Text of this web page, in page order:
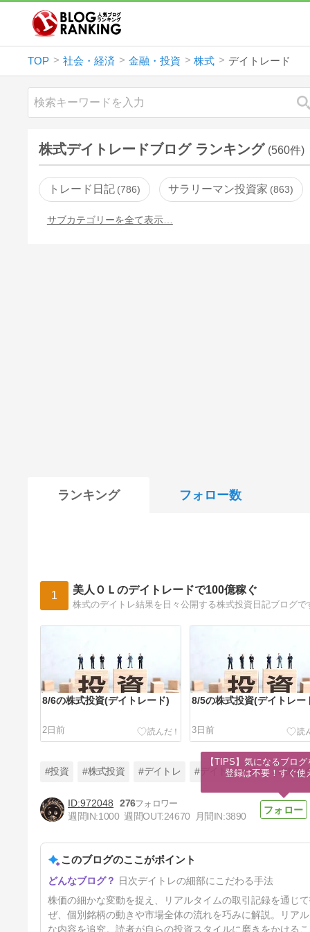
TOP 社会・経済 金融・投資 株式 デイトレード
株式デイトレードブログ ランキング (560件)
トレード日記 786 サラリーマン投資家 863
サブカテゴリーを全て表示…
ランキング フォロー数
1 美人ＯＬのデイトレードで100億稼ぐ
株式のデイトレ結果を日々公開する株式投資日記ブログで
8/6の株式投資(デイトレード)
2日前
8/5の株式投資(デイトレー
3日前
5日前
#投資 #株式投資 #デイトレ #デイトレーダー #株デ
972048
276
週間IN:1000 週間OUT:24670 月間IN:3890
このブログのここがポイント
日次デイトレの細部にこだわる手法
株価の細かな変動を捉え、リアルタイムの取引記録を通じ
ぜ、個別銘柄の動きや市場全体の流れを巧みに解説。リア
な内容を追究。読者が自らの投資スタイルに磨きをかける
【TIPS】気になるブロ
登録は不要！すぐ使